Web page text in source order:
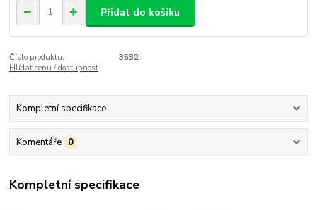
Přidat do košíku
Číslo produktu:
3532
Hlídat cenu / dostupnost
Kompletní specifikace
Komentáře 0
Kompletní specifikace